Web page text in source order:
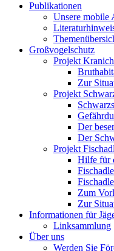
Publikationen
Unsere mobile
Großvogelschutz
Projekt
Zur
Projekt
Der
Der
Projekt
Hilfe für
Zum
Zur
Informationen für
Linksammlung
Über uns
Werden Sie